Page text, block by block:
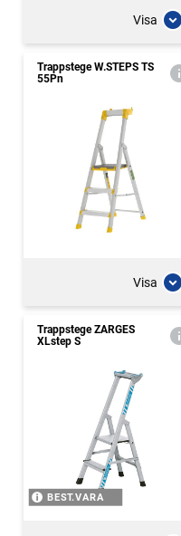
Visa
Trappstege W.STEPS TS
55Pn
Visa
Trappstege ZARGES
XLstep S
BEST.VARA